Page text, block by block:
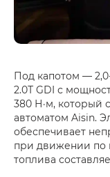
Под капотом —
2.0Т GDI с
380 Н·м, который
автоматом Aisin.
обеспечивает
при движении по
топлива